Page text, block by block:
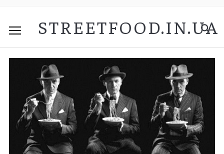
STREETFOOD.IN.UA